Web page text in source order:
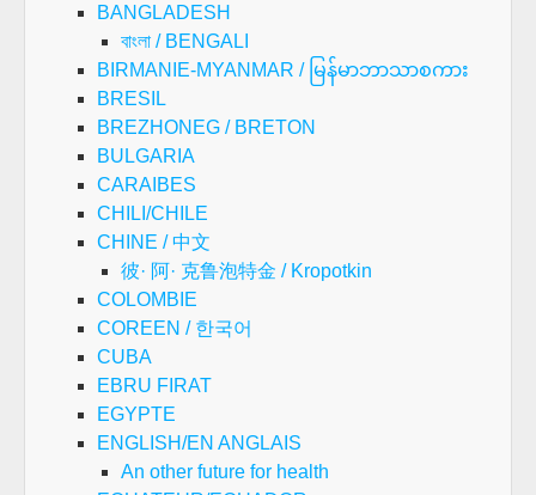
BANGLADESH
বাংলা / BENGALI
BIRMANIE-MYANMAR / မြန်မာဘာသာစကား
BRESIL
BREZHONEG / BRETON
BULGARIA
CARAIBES
CHILI/CHILE
CHINE / 中文
彼· 阿· 克鲁泡特金 / Kropotkin
COLOMBIE
COREEN / 한국어
CUBA
EBRU FIRAT
EGYPTE
ENGLISH/EN ANGLAIS
An other future for health